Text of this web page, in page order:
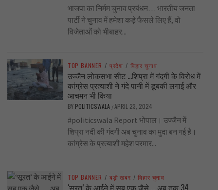
भाजपा का निर्मम चुनाव प्रबंधन… भारतीय जनता
पार्टी ने चुनाव में हमेशा कड़े फैसले लिए हैं, वो
विजेताओं को भीबाहर...
TOP BANNER / प्रदेश / बिहार चुनाव
उज्जैन लोकसभा सीट …शिप्रा में गंदगी के विरोध में
कांग्रेस प्रत्याशी ने गंदे पानी में डूबकी लगाई और
आचमन भी किया
BY POLITICSWALA /APRIL 23, 2024
#politicswala Report भोपाल। उज्जैन में
शिप्रा नदी की गंदगी अब चुनाव का मुदा बन गई है।
कांग्रेस के प्रत्याशी महेश परमार...
TOP BANNER / बड़ी खबर / बिहार चुनाव
‘सूरत’ के आईने में सब एक जैसे … अब तक 34